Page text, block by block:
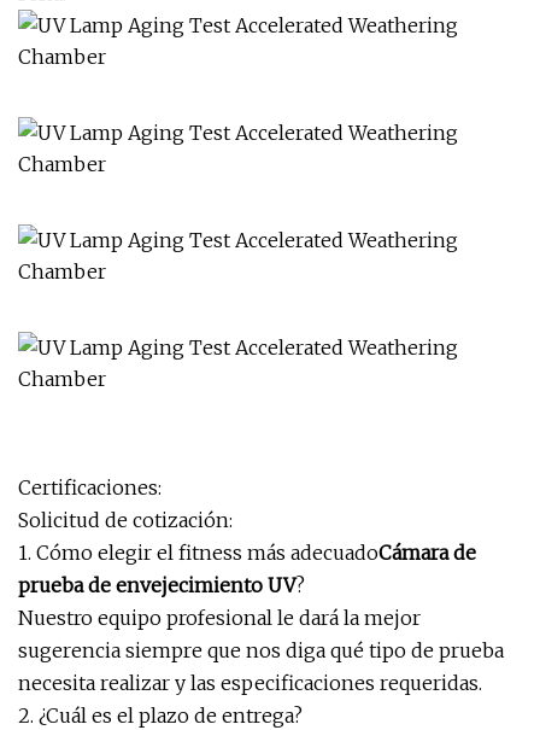
Certificaciones:
Solicitud de cotización:
1. Cómo elegir el fitness más adecuadoCámara de
prueba de envejecimiento UV?
Nuestro equipo profesional le dará la mejor
sugerencia siempre que nos diga qué tipo de prueba
necesita realizar y las especificaciones requeridas.
2. ¿Cuál es el plazo de entrega?